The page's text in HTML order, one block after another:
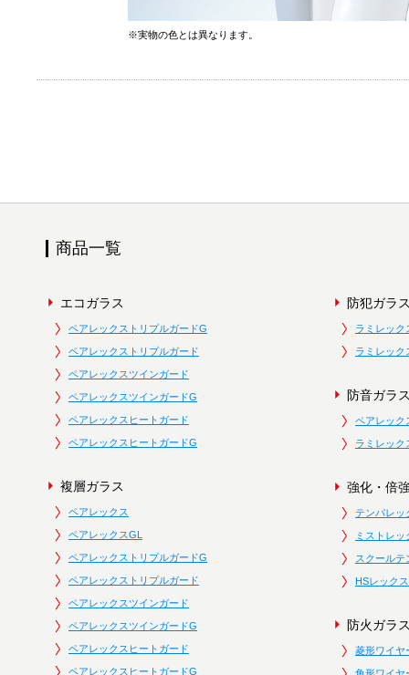
※実物の色とは異なります。
商品一覧
エコガラス
ペアレックストリプルガードG
ペアレックストリプルガード
ペアレックスツインガード
ペアレックスツインガードG
ペアレックスヒートガード
ペアレックスヒートガードG
複層ガラス
ペアレックス
ペアレックスGL
ペアレックストリプルガードG
ペアレックストリプルガード
ペアレックスツインガード
ペアレックスツインガードG
ペアレックスヒートガード
ペアレックスヒートガードG
防犯ガラ
ラミレック
ラミレック
防音ガラ
ペアレック
ラミレック
強化・倍
テンパレッ
ミストレッ
スクールテ
HSレックス
防火ガラ
菱形ワイヤ